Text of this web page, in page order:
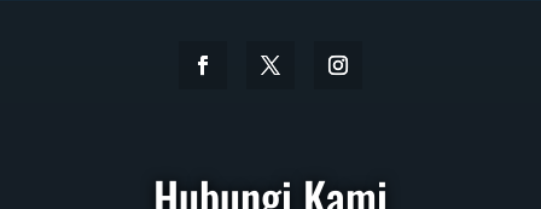
Hubungi Kami